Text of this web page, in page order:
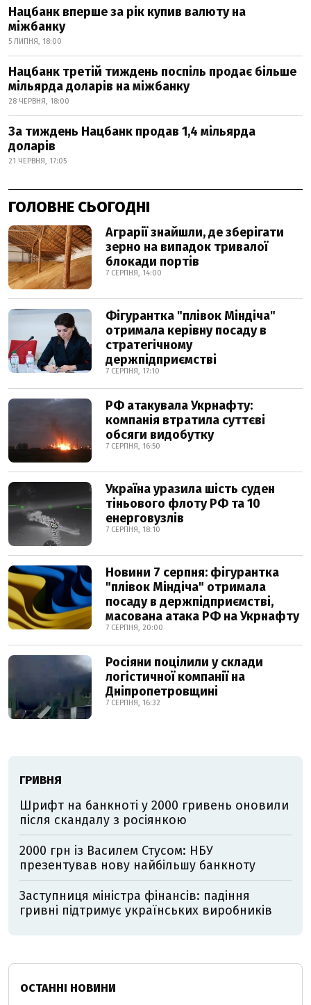
Нацбанк вперше за рік купив валюту на
міжбанку
5 ЛИПНЯ, 18:00
Нацбанк третій тиждень поспіль продає більше
мільярда доларів на міжбанку
28 ЧЕРВНЯ, 18:00
За тиждень Нацбанк продав 1,4 мільярда
доларів
21 ЧЕРВНЯ, 17:05
ГОЛОВНЕ СЬОГОДНІ
Аграрії знайшли, де зберігати
зерно на випадок тривалої
блокади портів
7 СЕРПНЯ, 14:00
Фігурантка "плівок Міндіча"
отримала керівну посаду в
стратегічному
держпідприємстві
7 СЕРПНЯ, 17:10
РФ атакувала Укрнафту:
компанія втратила суттєві
обсяги видобутку
7 СЕРПНЯ, 16:50
Україна уразила шість суден
тіньового флоту РФ та 10
енерговузлів
7 СЕРПНЯ, 18:10
Новини 7 серпня: фігурантка
"плівок Міндіча" отримала
посаду в держпідприємстві,
масована атака РФ на Укрнафту
7 СЕРПНЯ, 20:00
Росіяни поцілили у склади
логістичної компанії на
Дніпропетровщині
7 СЕРПНЯ, 16:32
ГРИВНЯ
Шрифт на банкноті у 2000 гривень оновили
після скандалу з росіянкою
2000 грн із Василем Стусом: НБУ
презентував нову найбільшу банкноту
Заступниця міністра фінансів: падіння
гривні підтримує українських виробників
ОСТАННІ НОВИНИ